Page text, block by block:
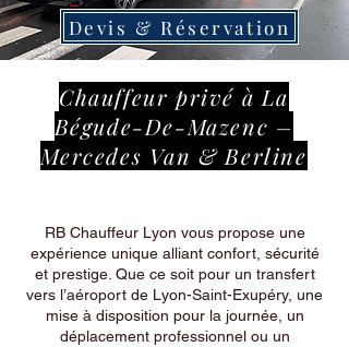
Devis & Réservation
Chauffeur privé à La
Bégude-De-Mazenc –
Mercedes Van & Berline
RB Chauffeur Lyon vous propose une
expérience unique alliant confort, sécurité
et prestige. Que ce soit pour un transfert
vers l’aéroport de Lyon-Saint-Exupéry, une
mise à disposition pour la journée, un
déplacement professionnel ou un